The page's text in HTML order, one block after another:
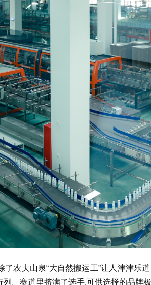
农夫山泉“大自然搬运工”让人津津乐
。赛道里挤满了选手,可供选择的品牌